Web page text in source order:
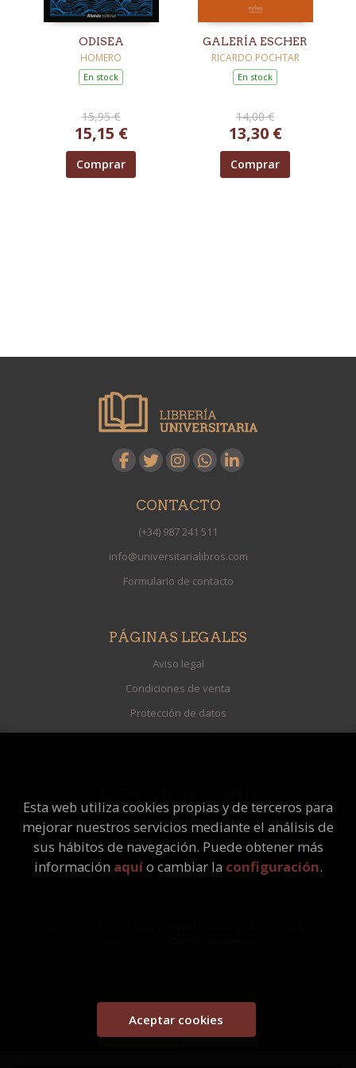
ODISEA
HOMERO
En stock
15,95 €
15,15 €
Comprar
GALERÍA ESCHER
RICARDO POCHTAR
En stock
14,00 €
13,30 €
Comprar
CONTACTO
(+34) 987 241 511
info@universitarialibros.com
Formulario de contacto
PÁGINAS LEGALES
Aviso legal
Condiciones de venta
Protección de datos
Política de Cookies
Quiénes somos
Pedidos especiales
Esta web utiliza cookies propias y de terceros para
mejorar nuestros servicios mediante el análisis de
sus hábitos de navegación. Puede obtener más
información aquío cambiar la configuración.
Aceptar cookies